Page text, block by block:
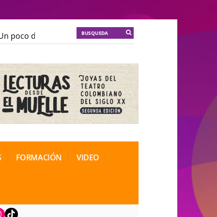
poco de locura para la cordura
Soma
de Teatro Rosa
FORMACIÓN VIDEO
TikTok